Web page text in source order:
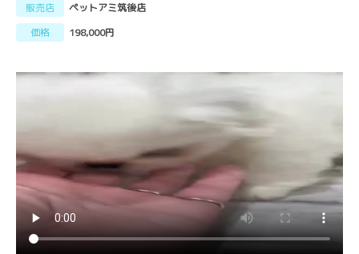
販売店
ペットアミ筑後店
価格
198,000円